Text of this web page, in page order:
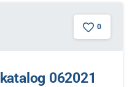
0
062021